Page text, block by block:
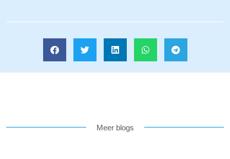
Meer blogs